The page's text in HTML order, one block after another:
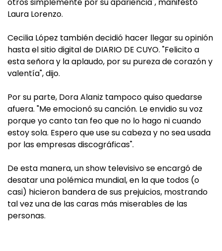
Laura Lorenzo.
Cecilia López también decidió hacer llegar su opinión
hasta el sitio digital de DIARIO DE CUYO. "Felicito a
esta señora y la aplaudo, por su pureza de corazón y
valentía", dijo.
Por su parte, Dora Alaniz tampoco quiso quedarse
afuera. "Me emocionó su canción. Le envidio su voz
porque yo canto tan feo que no lo hago ni cuando
estoy sola. Espero que use su cabeza y no sea usada
por las empresas discográficas".
De esta manera, un show televisivo se encargó de
desatar una polémica mundial, en la que todos (o
casi) hicieron bandera de sus prejuicios, mostrando
tal vez una de las caras más miserables de las
personas.